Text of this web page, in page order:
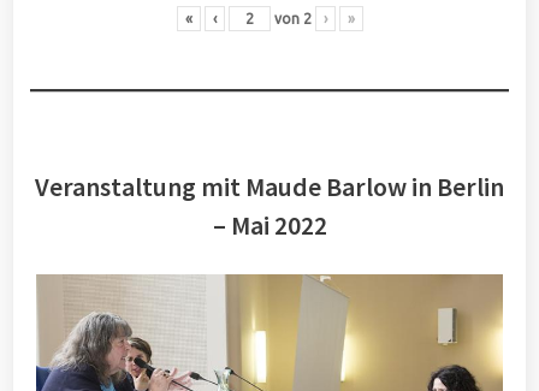
« ‹ von 2 › »
Veranstaltung mit Maude Barlow in Berlin
– Mai 2022